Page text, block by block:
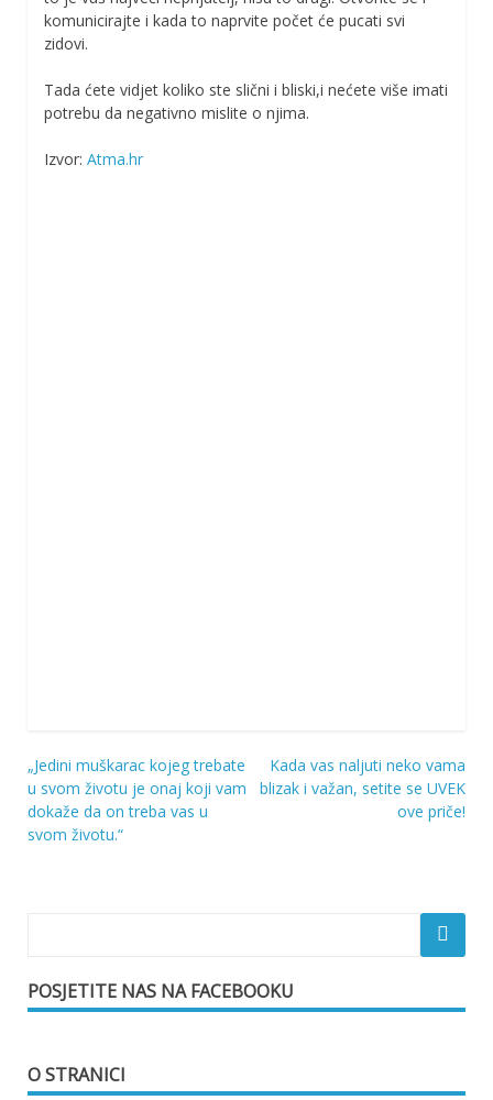
komunicirajte i kada to naprvite počet će pucati svi
zidovi.
Tada ćete vidjet koliko ste slični i bliski,i nećete više imati
potrebu da negativno mislite o njima.
Izvor: Atma.hr
Navigacija
objava
„Jedini muškarac kojeg trebate
u svom životu je onaj koji vam
dokaže da on treba vas u
svom životu.“
Kada vas naljuti neko vama
blizak i važan, setite se UVEK
ove priče!
POSJETITE NAS NA FACEBOOKU
O STRANICI